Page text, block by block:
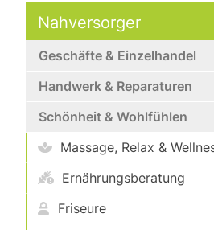
Nahversorger
Geschäfte & Einzelhandel
Handwerk & Reparaturen
Schönheit & Wohlfühlen
Massage, Relax &
Ernährungsberatung
Friseure